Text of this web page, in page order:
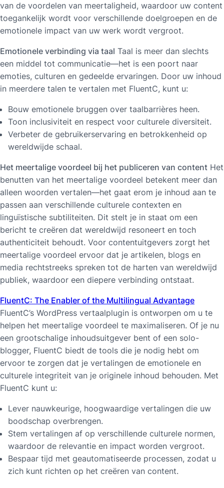
van de voordelen van meertaligheid, waardoor uw content
toegankelijk wordt voor verschillende doelgroepen en de
emotionele impact van uw werk wordt vergroot.
Emotionele verbinding via taal Taal is meer dan slechts
een middel tot communicatie—het is een poort naar
emoties, culturen en gedeelde ervaringen. Door uw inhoud
in meerdere talen te vertalen met FluentC, kunt u:
Bouw emotionele bruggen over taalbarrières heen.
Toon inclusiviteit en respect voor culturele diversiteit.
Verbeter de gebruikerservaring en betrokkenheid op
wereldwijde schaal.
Het meertalige voordeel bij het publiceren van content Het
benutten van het meertalige voordeel betekent meer dan
alleen woorden vertalen—het gaat erom je inhoud aan te
passen aan verschillende culturele contexten en
linguïstische subtiliteiten. Dit stelt je in staat om een
bericht te creëren dat wereldwijd resoneert en toch
authenticiteit behoudt. Voor contentuitgevers zorgt het
meertalige voordeel ervoor dat je artikelen, blogs en
media rechtstreeks spreken tot de harten van wereldwijd
publiek, waardoor een diepere verbinding ontstaat.
FluentC: The Enabler of the Multilingual Advantage
FluentC’s WordPress vertaalplugin is ontworpen om u te
helpen het meertalige voordeel te maximaliseren. Of je nu
een grootschalige inhoudsuitgever bent of een solo-
blogger, FluentC biedt de tools die je nodig hebt om
ervoor te zorgen dat je vertalingen de emotionele en
culturele integriteit van je originele inhoud behouden. Met
FluentC kunt u:
Lever nauwkeurige, hoogwaardige vertalingen die uw
boodschap overbrengen.
Stem vertalingen af op verschillende culturele normen,
waardoor de relevantie en impact worden vergroot.
Bespaar tijd met geautomatiseerde processen, zodat u
zich kunt richten op het creëren van content.